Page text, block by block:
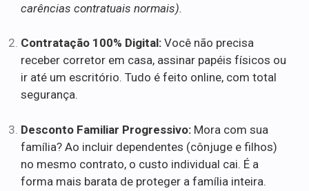
carências contratuais normais).
Contratação 100% Digital: Você não precisa
receber corretor em casa, assinar papéis físicos ou
ir até um escritório. Tudo é feito online, com total
segurança.
Desconto Familiar Progressivo: Mora com sua
família? Ao incluir dependentes (cônjuge e filhos)
no mesmo contrato, o custo individual cai. É a
forma mais barata de proteger a família inteira.